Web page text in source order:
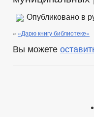
Опубликовано в
« «Дарю книгу библиотеке»
Вы можете